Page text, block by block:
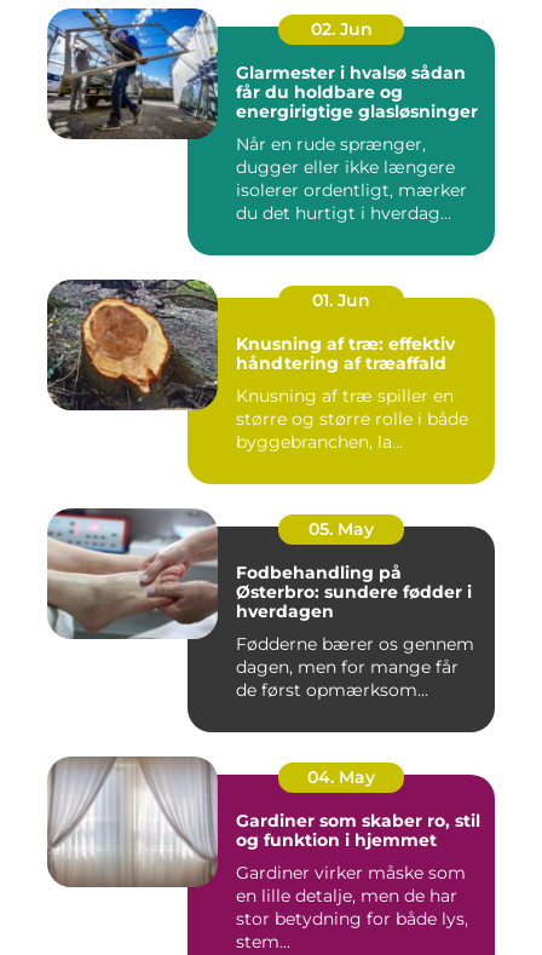
02. Jun
Glarmester i hvalsø sådan
får du holdbare og
energirigtige glasløsninger
Når en rude sprænger,
dugger eller ikke længere
isolerer ordentligt, mærker
du det hurtigt i hverdag...
01. Jun
Knusning af træ: effektiv
håndtering af træaffald
Knusning af træ spiller en
større og større rolle i både
byggebranchen, la...
05. May
Fodbehandling på
Østerbro: sundere fødder i
hverdagen
Fødderne bærer os gennem
dagen, men for mange får
de først opmærksom...
04. May
Gardiner som skaber ro, stil
og funktion i hjemmet
Gardiner virker måske som
en lille detalje, men de har
stor betydning for både lys,
stem...